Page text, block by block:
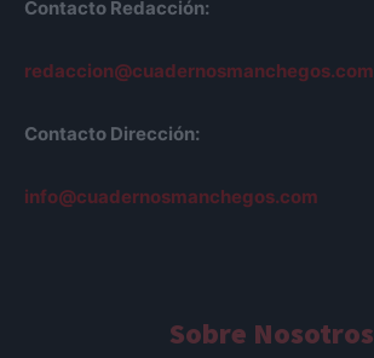
Contacto Redacción:
redaccion@cuadernosmanchegos.com
Contacto Dirección:
info@cuadernosmanchegos.com
Sobre Nosotros